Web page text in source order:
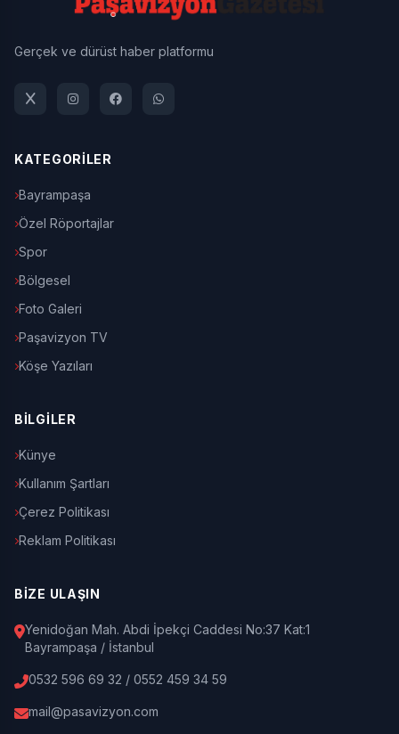
Gerçek ve dürüst haber platformu
KATEGORİLER
Bayrampaşa
Özel Röportajlar
Spor
Bölgesel
Foto Galeri
Paşavizyon TV
Köşe Yazıları
BİLGİLER
Künye
Kullanım Şartları
Çerez Politikası
Reklam Politikası
BİZE ULAŞIN
Yenidoğan Mah. Abdi İpekçi Caddesi No:37 Kat:1
Bayrampaşa / İstanbul
0532 596 69 32 / 0552 459 34 59
mail@pasavizyon.com